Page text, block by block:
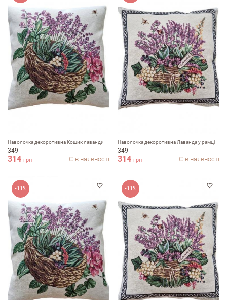
Наволочка декоротивна Кошик лаванди
349
314 грн Є в наявності
Наволочка декоротивна Лаванда у рамці
349
314 грн Є в наявності
-11% -11%
ПІБ
email
Коментар
Переваги
Недоліки
Оцініть, будь ласка